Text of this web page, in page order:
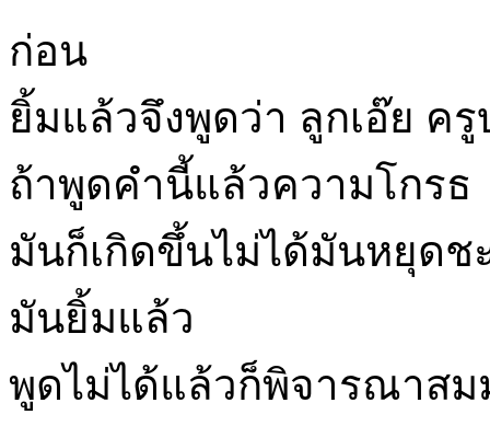
ก่อน
ยิ้มแล้วจึงพูดว่า ลูกเอ๊ย ค
ถ้าพูดคำนี้แล้วความโกรธ
มันก็เกิดขึ้นไม่ได้มันหยุดช
มันยิ้มแล้ว
พูดไม่ได้แล้วก็พิจารณาสม